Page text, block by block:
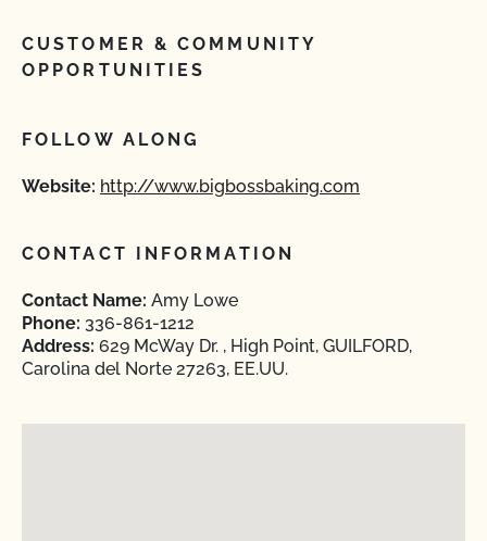
CUSTOMER & COMMUNITY
OPPORTUNITIES
FOLLOW ALONG
Website: http://www.bigbossbaking.com
CONTACT INFORMATION
Contact Name: Amy Lowe
Phone: 336-861-1212
Address: 629 McWay Dr. , High Point, GUILFORD,
Carolina del Norte 27263, EE.UU.